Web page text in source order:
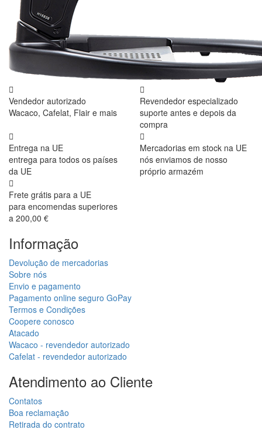
Vendedor autorizado
Wacaco, Cafelat, Flair e mais
Revendedor especializado
suporte antes e depois da
compra
Entrega na UE
entrega para todos os países
da UE
Mercadorias em stock na UE
nós enviamos de nosso
próprio armazém
Frete grátis para a UE
para encomendas superiores
a 200,00 €
Informação
Devolução de mercadorias
Sobre nós
Envio e pagamento
Pagamento online seguro GoPay
Termos e Condições
Coopere conosco
Atacado
Wacaco - revendedor autorizado
Cafelat - revendedor autorizado
Atendimento ao Cliente
Contatos
Boa reclamação
Retirada do contrato